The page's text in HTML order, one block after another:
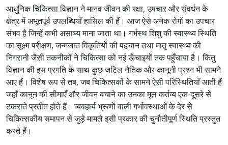
आधुनिक चिकित्सा विज्ञान ने मानव जीवन की रक्षा, उपचार और संवर्धन के
क्षेत्र में अभूतपूर्व उपलब्धियाँ हासिल की हैं। आज ऐसे अनेक रोगों का उपचार
संभव है जिन्हें कभी असाध्य माना जाता था। गर्भस्थ शिशु की स्वास्थ्य स्थिति
का सूक्ष्म परीक्षण, जन्मजात विकृतियों की पहचान तथा मातृ स्वास्थ्य की
निगरानी जैसी तकनीकों ने चिकित्सा को नई ऊँचाइयों तक पहुँचाया है। किंतु
विज्ञान की इस प्रगति के साथ कुछ जटिल नैतिक और कानूनी प्रश्न भी सामने
आए हैं। विशेष रूप से तब, जब चिकित्सकों के सामने ऐसी परिस्थितियाँ आती हैं
जहाँ कानून की सीमाएँ और जीवन बचाने का उनका मूल कर्तव्य एक-दूसरे से
टकराते प्रतीत होते हैं। व्यवहार्य भ्रूणों वाली गर्भावस्थाओं के देर से
चिकित्सकीय समापन से जुड़े मामले इसी प्रकार की चुनौतीपूर्ण स्थिति प्रस्तुत
करते हैं।